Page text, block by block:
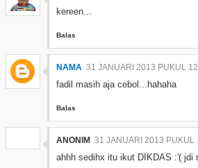
kereen...
Balas
NAMA 31 JANUARI 2013 PUKUL
fadil masih aja cebol...hahaha
Balas
ANONIM 31 JANUARI 2013 PUKUL
ahhh sedihx itu ikut DIKDAS :'( jdi